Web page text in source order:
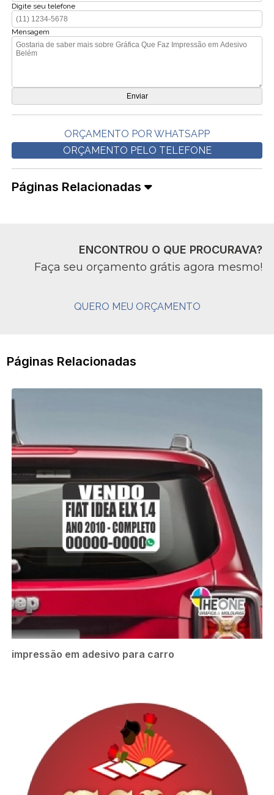
Digite seu telefone
Mensagem
ORÇAMENTO POR WHATSAPP
ORÇAMENTO PELO TELEFONE
Páginas Relacionadas
ENCONTROU O QUE PROCURAVA?
Faça seu orçamento grátis agora mesmo!
QUERO MEU ORÇAMENTO
Páginas Relacionadas
impressão em adesivo para carro